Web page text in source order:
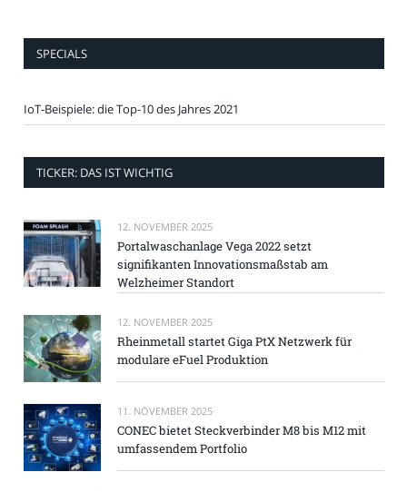
SPECIALS
IoT-Beispiele: die Top-10 des Jahres 2021
TICKER: DAS IST WICHTIG
12. NOVEMBER 2025
Portalwaschanlage Vega 2022 setzt
signifikanten Innovationsmaßstab am
Welzheimer Standort
12. NOVEMBER 2025
Rheinmetall startet Giga PtX Netzwerk für
modulare eFuel Produktion
11. NOVEMBER 2025
CONEC bietet Steckverbinder M8 bis M12 mit
umfassendem Portfolio